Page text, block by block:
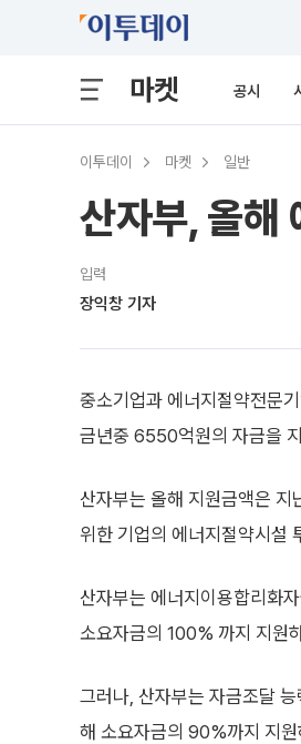
마켓 공시
이투데이 마켓 일반
산자부, 올해
입력
장익창 기자
중소기업과 에너지절약전문
금년중 6550억원의 자금을
산자부는 올해 지원금액은
위한 기업의 에너지절약시설
산자부는 에너지이용합리화
소요자금의 100% 까지 지원
그러나, 산자부는 자금조달
해 소요자금의 90%까지 지